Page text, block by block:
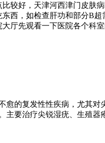
较好，天津河西津门皮肤
西，如检查肝功和部分B超
厅先观看一下医院各个科
愈的复发性性疾病，尤其
主要治疗尖锐湿疣、生殖器